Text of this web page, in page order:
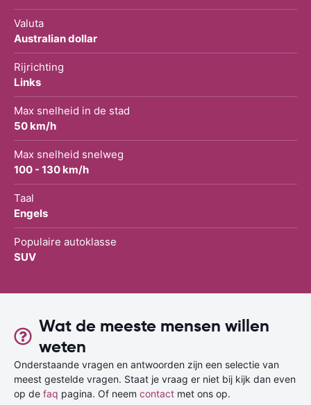
Valuta
Australian dollar
Rijrichting
Links
Max snelheid in de stad
50 km/h
Max snelheid snelweg
100 - 130 km/h
Taal
Engels
Populaire autoklasse
SUV
Wat de meeste mensen willen
weten
Onderstaande vragen en antwoorden zijn een selectie van
meest gestelde vragen. Staat je vraag er niet bij kijk dan even
op de faq pagina. Of neem contact met ons op.